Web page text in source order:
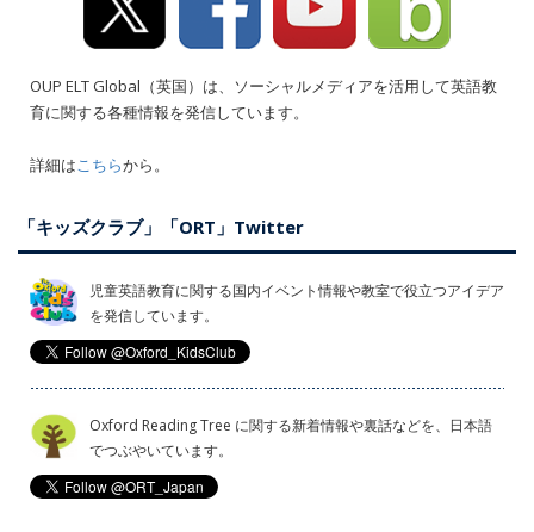
OUP ELT Global（英国）は、ソーシャルメディアを活用して英語教
育に関する各種情報を発信しています。
詳細はこちらから。
「キッズクラブ」「ORT」Twitter
児童英語教育に関する国内イベント情報や教室で役立つアイデア
を発信しています。
Oxford Reading Tree に関する新着情報や裏話などを、日本語
でつぶやいています。